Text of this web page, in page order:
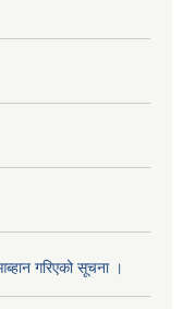
गरिएको सूचना ।